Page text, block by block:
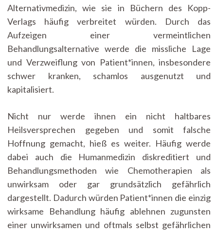
Alternativmedizin, wie sie in Büchern des Kopp-
Verlags häufig verbreitet würden. Durch das
Aufzeigen einer vermeintlichen
Behandlungsalternative werde die missliche Lage
und Verzweiflung von Patient*innen, insbesondere
schwer kranken, schamlos ausgenutzt und
kapitalisiert.
Nicht nur werde ihnen ein nicht haltbares
Heilsversprechen gegeben und somit falsche
Hoffnung gemacht, hieß es weiter. Häufig werde
dabei auch die Humanmedizin diskreditiert und
Behandlungsmethoden wie Chemotherapien als
unwirksam oder gar grundsätzlich gefährlich
dargestellt. Dadurch würden Patient*innen die einzig
wirksame Behandlung häufig ablehnen zugunsten
einer unwirksamen und oftmals selbst gefährlichen